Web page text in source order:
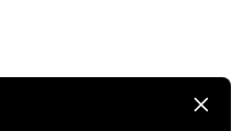
банков теперь